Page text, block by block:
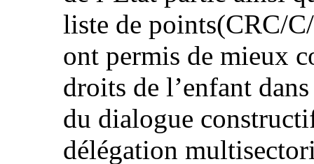
liste de points(CRC/
ont permis de mieux
droits de l’enfant
du dialogue
délégation